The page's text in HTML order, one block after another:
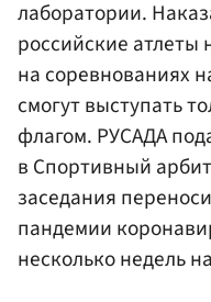
лаборатории.
российские атлеты
на соревнованиях
смогут выступать
флагом. РУСАДА
в Спортивный
заседания
пандемии
несколько недель